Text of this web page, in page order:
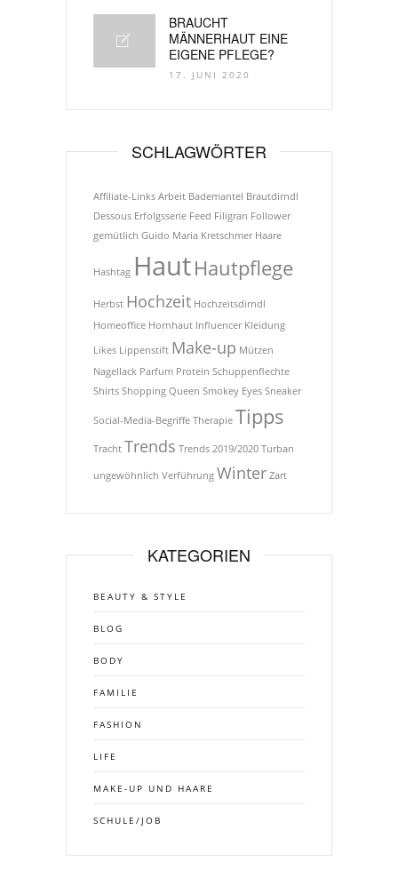
BRAUCHT
MÄNNERHAUT EINE
EIGENE PFLEGE?
17. JUNI 2020
SCHLAGWÖRTER
Affiliate-Links Arbeit Bademantel Brautdirndl
Dessous Erfolgsserie Feed Filigran Follower
gemütlich Guido Maria Kretschmer Haare
Hashtag HautHautpflege
Herbst Hochzeit Hochzeitsdirndl
Homeoffice Hornhaut Influencer Kleidung
Likes Lippenstift Make-up Mützen
Nagellack Parfum Protein Schuppenflechte
Shirts Shopping Queen Smokey Eyes Sneaker
Social-Media-Begriffe Therapie Tipps
Tracht Trends Trends 2019/2020 Turban
ungewöhnlich Verführung Winter Zart
KATEGORIEN
BEAUTY & STYLE
BLOG
BODY
FAMILIE
FASHION
LIFE
MAKE-UP UND HAARE
SCHULE/JOB